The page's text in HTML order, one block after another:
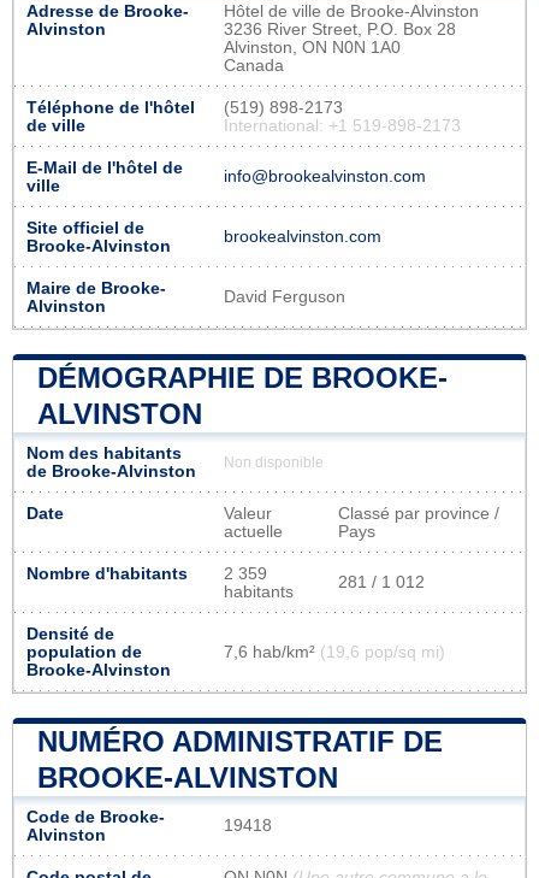
Adresse de Brooke-
Alvinston
Hôtel de ville de Brooke-Alvinston
3236 River Street, P.O. Box 28
Alvinston, ON N0N 1A0
Canada
Téléphone de l'hôtel
de ville
(519) 898-2173
International: +1 519-898-2173
E-Mail de l'hôtel de
ville
info@brookealvinston.com
Site officiel de
Brooke-Alvinston
brookealvinston.com
Maire de Brooke-
Alvinston
David Ferguson
DÉMOGRAPHIE DE BROOKE-
ALVINSTON
Nom des habitants
de Brooke-Alvinston
Non disponible
Date
Valeur
actuelle
Classé par province /
Pays
Nombre d'habitants
2 359
habitants
281 / 1 012
Densité de
population de
Brooke-Alvinston
7,6 hab/km² (19,6 pop/sq mi)
NUMÉRO ADMINISTRATIF DE
BROOKE-ALVINSTON
Code de Brooke-
Alvinston
19418